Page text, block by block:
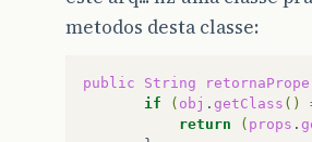
metodos desta classe:
public String
if
( obj . getClass ()
return
( props .